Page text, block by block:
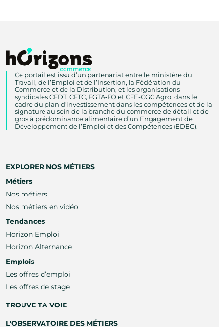
Ce portail est issu d’un partenariat entre le ministère du
Travail, de l’Emploi et de l’Insertion, la Fédération du
Commerce et de la Distribution, et les organisations
syndicales CFDT, CFTC, FGTA‑FO et CFE-CGC Agro, dans le
cadre du plan d’investissement dans les compétences et de la
signature au sein de la branche du commerce de détail et de
gros à prédominance alimentaire d’un Engagement de
Développement de l’Emploi et des Compétences (EDEC).
EXPLORER NOS MÉTIERS
Métiers
Nos métiers
Nos métiers en vidéo
Tendances
Horizon Emploi
Horizon Alternance
Emplois
Les offres d’emploi
Les offres de stage
TROUVE TA VOIE
L'OBSERVATOIRE DES MÉTIERS